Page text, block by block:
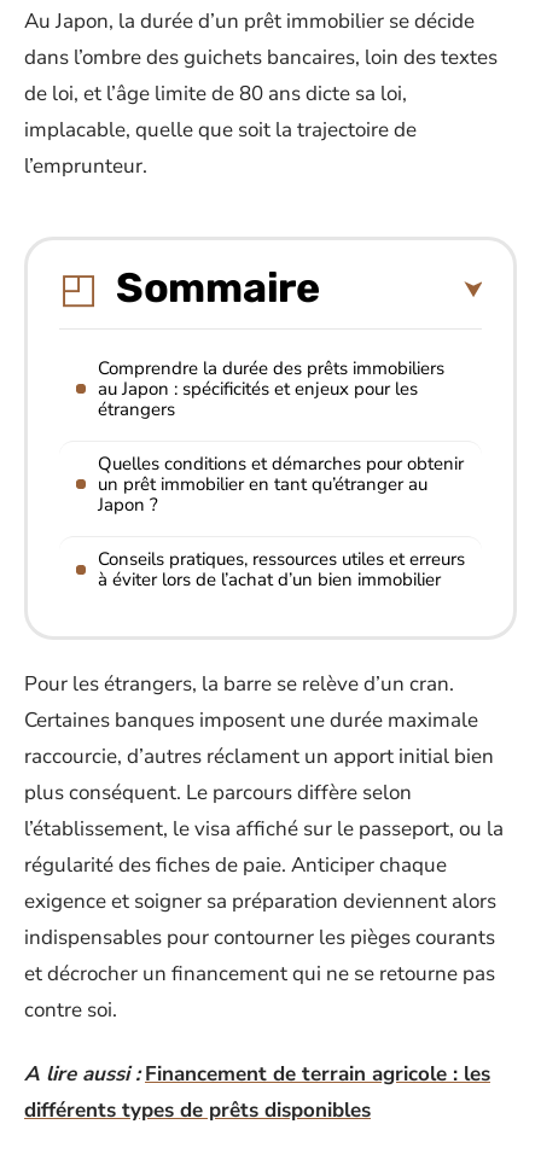
Au Japon, la durée d’un prêt immobilier se décide
dans l’ombre des guichets bancaires, loin des textes
de loi, et l’âge limite de 80 ans dicte sa loi,
implacable, quelle que soit la trajectoire de
l’emprunteur.
Sommaire
Comprendre la durée des prêts immobiliers
au Japon : spécificités et enjeux pour les
étrangers
Quelles conditions et démarches pour obtenir
un prêt immobilier en tant qu’étranger au
Japon ?
Conseils pratiques, ressources utiles et erreurs
à éviter lors de l’achat d’un bien immobilier
Pour les étrangers, la barre se relève d’un cran.
Certaines banques imposent une durée maximale
raccourcie, d’autres réclament un apport initial bien
plus conséquent. Le parcours diffère selon
l’établissement, le visa affiché sur le passeport, ou la
régularité des fiches de paie. Anticiper chaque
exigence et soigner sa préparation deviennent alors
indispensables pour contourner les pièges courants
et décrocher un financement qui ne se retourne pas
contre soi.
A lire aussi : Financement de terrain agricole : les
différents types de prêts disponibles